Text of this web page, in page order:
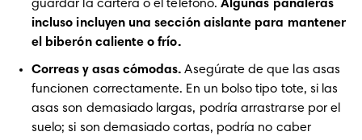
guardar la cartera o el teléfono. Algunas pañaleras
incluso incluyen una sección aislante para mantener
el biberón caliente o frío.
Correas y asas cómodas. Asegúrate de que las asas
funcionen correctamente. En un bolso tipo tote, si las
asas son demasiado largas, podría arrastrarse por el
suelo; si son demasiado cortas, podría no caber